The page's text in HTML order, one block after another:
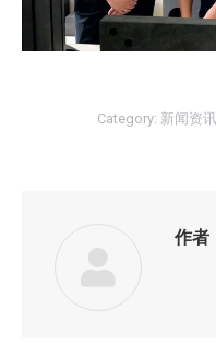
Category: 新闻资讯
作者